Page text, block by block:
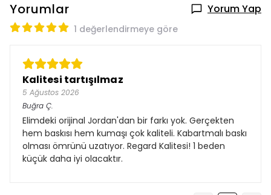
Yorumlar Yorum Yap
1 değerlendirmeye göre
Kalitesi tartışılmaz
5 Ağustos 2026
Buğra Ç.
Elimdeki orijinal Jordan'dan bir farkı yok. Gerçekten
hem baskısı hem kumaşı çok kaliteli. Kabartmalı baskı
olması ömrünü uzatıyor. Regard Kalitesi! 1 beden
küçük daha iyi olacaktır.